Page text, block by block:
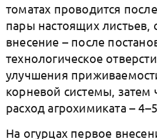
томатах проводится
пары настоящих листьев,
внесение – после
технологическое
улучшения
корневой системы, затем
расход агрохимиката –
На огурцах первое